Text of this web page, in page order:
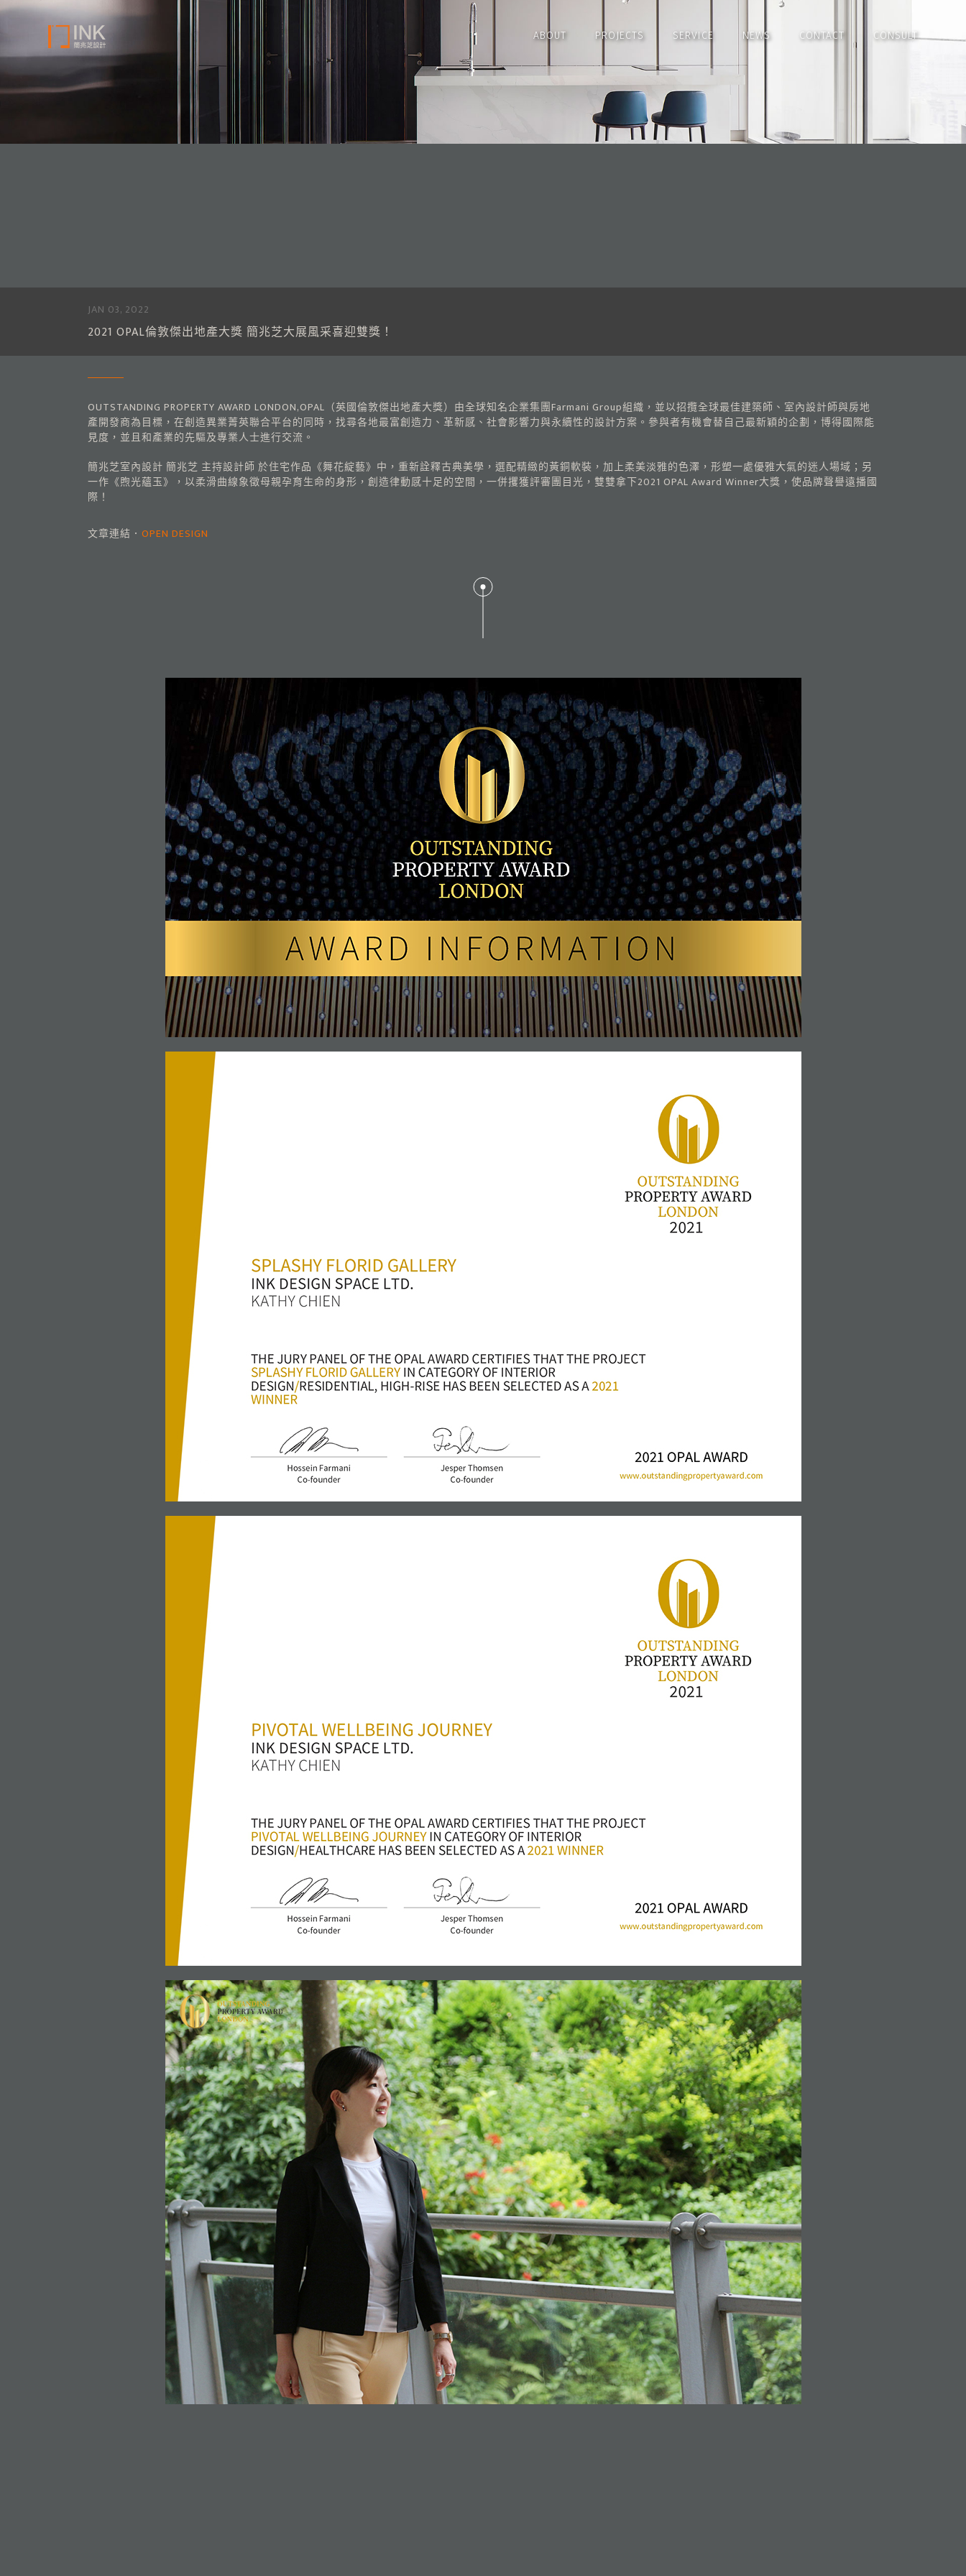
ABOUT PROJECTS SERVICE NEWS CONTACT CONSULT
JAN 03, 2022
2021 OPAL倫敦傑出地產大獎 簡兆芝大展風采喜迎雙獎！
OUTSTANDING PROPERTY AWARD LONDON,OPAL（英國倫敦傑出地產大獎）由全球知名企業集團Farmani Group組織，並以招攬全球最佳建築師、室內設計師與房地
產開發商為目標，在創造異業菁英聯合平台的同時，找尋各地最富創造力、革新感、社會影響力與永續性的設計方案。參與者有機會替自己最新穎的企劃，博得國際能
見度，並且和產業的先驅及專業人士進行交流。
簡兆芝室內設計 簡兆芝 主持設計師 於住宅作品《舞花綻藝》中，重新詮釋古典美學，選配精緻的黃銅軟裝，加上柔美淡雅的色澤，形塑一處優雅大氣的迷人場域；另
一作《煦光蘊玉》，以柔滑曲線象徵母親孕育生命的身形，創造律動感十足的空間，一併攫獲評審團目光，雙雙拿下2021 OPAL Award Winner大獎，使品牌聲譽遠播國
際！
文章連結． OPEN DESIGN